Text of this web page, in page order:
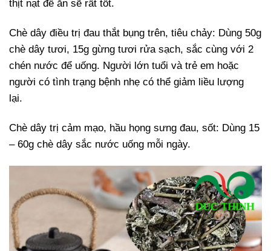
thịt nạt để ăn sẽ rất tốt.
Chè dây điều trị đau thắt bụng trên, tiêu chảy: Dùng 50g
chè dây tươi, 15g gừng tươi rửa sạch, sắc cùng với 2
chén nước để uống. Người lớn tuổi và trẻ em hoặc
người có tình trạng bệnh nhẹ có thể giảm liều lượng
lại.
Chè dây trị cảm mạo, hầu họng sưng đau, sốt: Dùng 15
– 60g chè dây sắc nước uống mỗi ngày.